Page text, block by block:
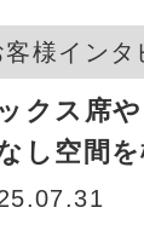
客様インタ
クス席
し空間
日本一」